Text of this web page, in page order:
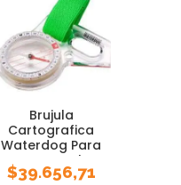
Brujula
Cartografica
Waterdog Para
Mapa Regla
Pmcventas
$39.656,71